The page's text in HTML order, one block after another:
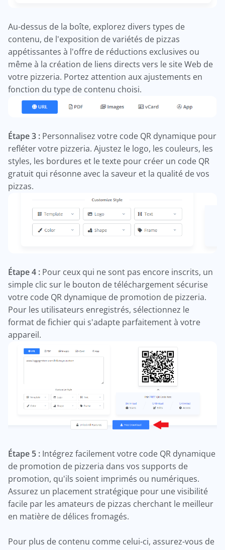
Au-dessus de la boîte, explorez divers types de
contenu, de l'exposition de variétés de pizzas
appétissantes à l'offre de réductions exclusives ou
même à la création de liens directs vers le site Web de
votre pizzeria. Portez attention aux ajustements en
fonction du type de contenu choisi.
Étape 3 : Personnalisez votre code QR dynamique pour
refléter votre pizzeria. Ajustez le logo, les couleurs, les
styles, les bordures et le texte pour créer un code QR
gratuit qui résonne avec la saveur et la qualité de vos
pizzas.
Étape 4 : Pour ceux qui ne sont pas encore inscrits, un
simple clic sur le bouton de téléchargement sécurise
votre code QR dynamique de promotion de pizzeria.
Pour les utilisateurs enregistrés, sélectionnez le
format de fichier qui s'adapte parfaitement à votre
appareil.
Étape 5 : Intégrez facilement votre code QR dynamique
de promotion de pizzeria dans vos supports de
promotion, qu'ils soient imprimés ou numériques.
Assurez un placement stratégique pour une visibilité
facile par les amateurs de pizzas cherchant le meilleur
en matière de délices fromagés.
Pour plus de contenu comme celui-ci, assurez-vous de